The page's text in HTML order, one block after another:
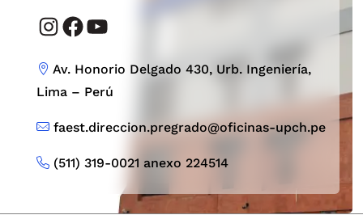
Instagram
Facebook
YouTube
Av. Honorio Delgado 430, Urb. Ingeniería,
Lima – Perú
faest.direccion.pregrado@oficinas-upch.pe
(511) 319-0021 anexo 224514